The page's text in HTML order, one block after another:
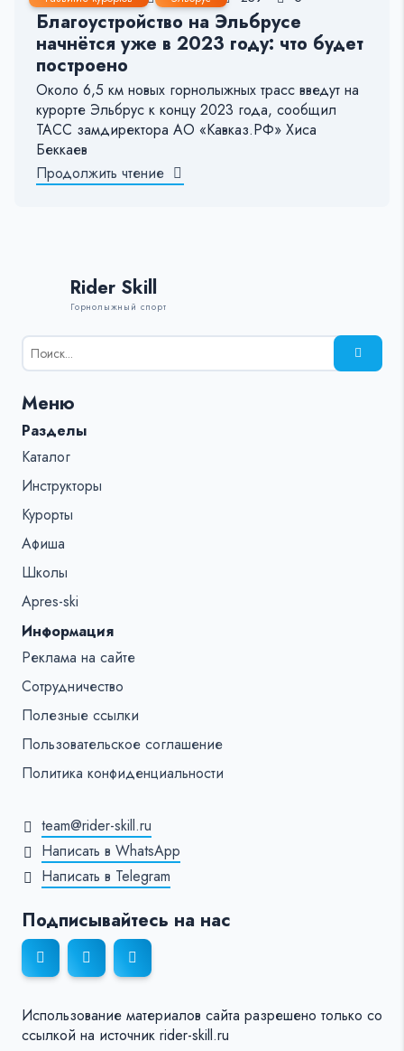
Благоустройство на Эльбрусе
начнётся уже в 2023 году: что будет
построено
Около 6,5 км новых горнолыжных трасс введут на
курорте Эльбрус к концу 2023 года, сообщил
ТАСС замдиректора АО «Кавказ.РФ» Хиса
Беккаев
Продолжить чтение
Rider Skill
Горнолыжный спорт
Результаты
поиска
%s:
Меню
Разделы
Каталог
Инструкторы
Курорты
Афиша
Школы
Apres-ski
Информация
Реклама на сайте
Сотрудничество
Полезные ссылки
Пользовательское соглашение
Политика конфиденциальности
team@rider-skill.ru
Написать в WhatsApp
Написать в Telegram
Подписывайтесь на нас
Использование материалов сайта разрешено только со
ссылкой на источник rider-skill.ru